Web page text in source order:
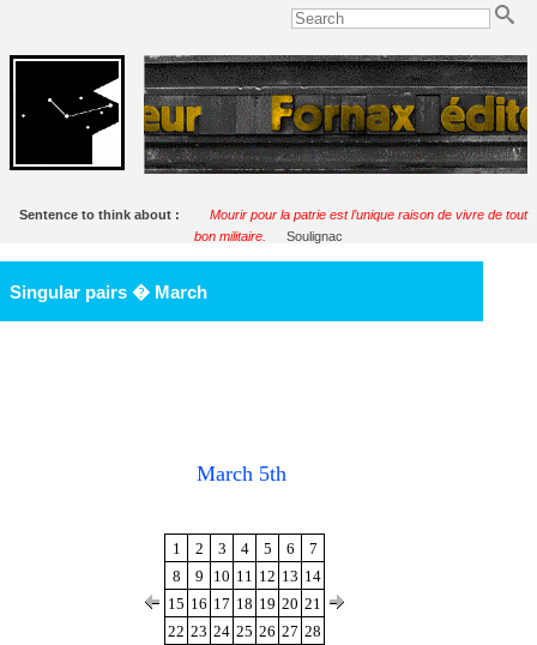
Sentence to think about :
Mourir pour la patrie est l’unique raison de vivre de tout
bon militaire.
Soulignac
Singular pairs � March
March 5th
1 2 3 4 5 6
7
8
9 10 11 12 13 14
15 16 17 18 19 20 21
22 23 24 25 26 27 28